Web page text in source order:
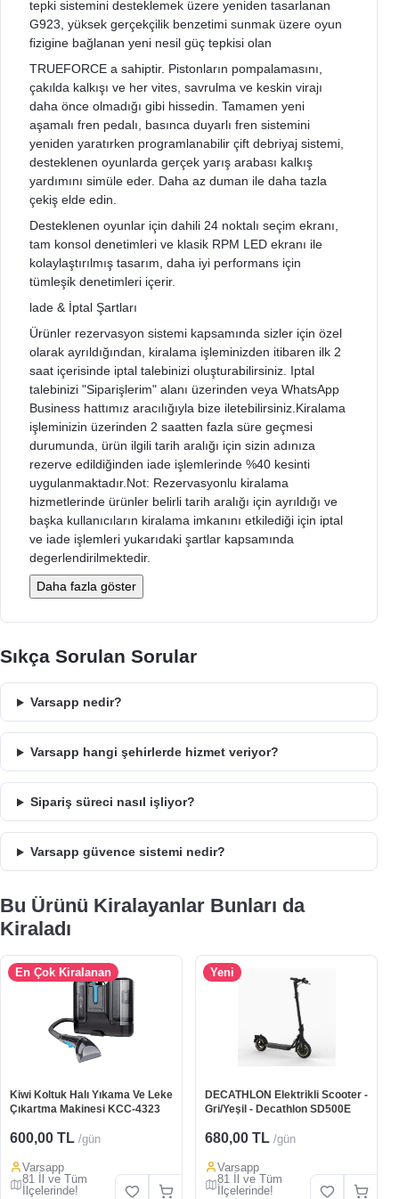
tepki sistemini desteklemek üzere yeniden tasarlanan
G923, yüksek gerçekçilik benzetimi sunmak üzere oyun
fizigine bağlanan yeni nesil güç tepkisi olan
TRUEFORCE a sahiptir. Pistonların pompalamasını,
çakılda kalkışı ve her vites, savrulma ve keskin virajı
daha önce olmadığı gibi hissedin. Tamamen yeni
aşamalı fren pedalı, basınca duyarlı fren sistemini
yeniden yaratırken programlanabilir çift debriyaj sistemi,
desteklenen oyunlarda gerçek yarış arabası kalkış
yardımını simüle eder. Daha az duman ile daha tazla
çekiş elde edin.
Desteklenen oyunlar için dahili 24 noktalı seçim ekranı,
tam konsol denetimleri ve klasik RPM LED ekranı ile
kolaylaştırılmış tasarım, daha iyi performans için
tümleşik denetimleri içerir.
lade & İptal Şartları
Ürünler rezervasyon sistemi kapsamında sizler için özel
olarak ayrıldığından, kiralama işleminizden itibaren ilk 2
saat içerisinde iptal talebinizi oluşturabilirsiniz. Iptal
talebinizi "Siparişlerim" alanı üzerinden veya WhatsApp
Business hattımız aracılığıyla bize iletebilirsiniz.Kiralama
işleminizin üzerinden 2 saatten fazla süre geçmesi
durumunda, ürün ilgili tarih aralığı için sizin adınıza
rezerve edildiğinden iade işlemlerinde %40 kesinti
uygulanmaktadır.Not: Rezervasyonlu kiralama
hizmetlerinde ürünler belirli tarih aralığı için ayrıldığı ve
başka kullanıcıların kiralama imkanını etkilediği için iptal
ve iade işlemleri yukarıdaki şartlar kapsamında
degerlendirilmektedir.
Daha fazla göster
Sıkça Sorulan Sorular
Varsapp nedir?
Varsapp hangi şehirlerde hizmet veriyor?
Sipariş süreci nasıl işliyor?
Varsapp güvence sistemi nedir?
Bu Ürünü Kiralayanlar Bunları da
Kiraladı
En Çok Kiralanan
Kiwi Koltuk Halı Yıkama Ve Leke
Çıkartma Makinesi KCC-4323
600,00 TL /gün
Varsapp
81 İl ve Tüm
İlçelerinde!
Yeni
DECATHLON Elektrikli Scooter -
Gri/Yeşil - Decathlon SD500E
680,00 TL /gün
Varsapp
81 İl ve Tüm
İlçelerinde!